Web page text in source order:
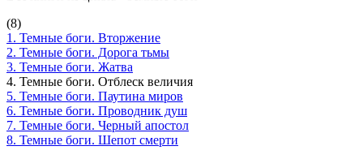
(8)
1. Темные боги. Вторжение
2. Темные боги. Дорога тьмы
3. Темные боги. Жатва
4. Темные боги. Отблеск величия
5. Темные боги. Паутина миров
6. Темные боги. Проводник душ
7. Темные боги. Черный апостол
8. Темные боги. Шепот смерти